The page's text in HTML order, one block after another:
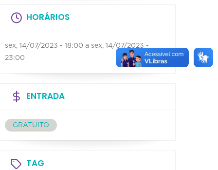
HORÁRIOS
sex, 14/07/2023 - 18:00 a sex, 14/07/2023 -
23:00
ENTRADA
GRATUITO
TAG